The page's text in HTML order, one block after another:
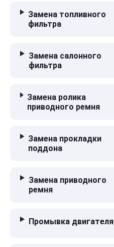
Замена топливного
фильтра
Замена салонного
фильтра
Замена ролика
приводного ремня
Замена прокладки
поддона
Замена приводного
ремня
Промывка двигателя